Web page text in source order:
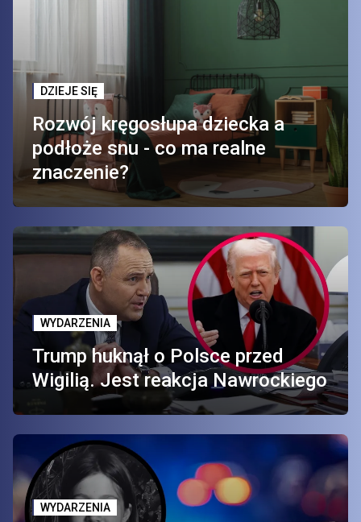
DZIEJE SIĘ
Rozwój kręgosłupa dziecka a
podłoże snu - co ma realne
znaczenie?
WYDARZENIA
Trump huknął o Polsce przed
Wigilią. Jest reakcja Nawrockiego
WYDARZENIA